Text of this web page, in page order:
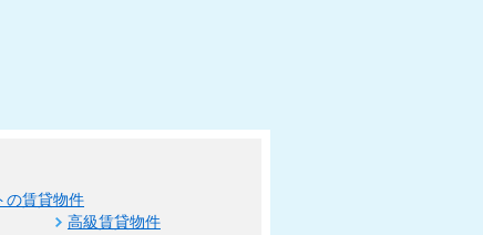
の賃貸物件
高級賃貸物件